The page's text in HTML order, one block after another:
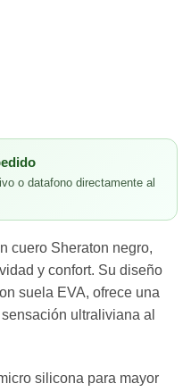
o datafono directamente al
cuero Sheraton negro,
y confort. Su diseño
suela EVA, ofrece una
ultraliviana al
silicona para mayor